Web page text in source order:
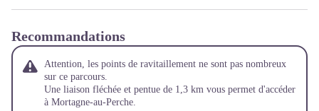
Recommandations
Attention, les points de ravitaillement ne sont pas nombreux
sur ce parcours.
Une liaison fléchée et pentue de 1,3 km vous permet d'accéder
à Mortagne-au-Perche.